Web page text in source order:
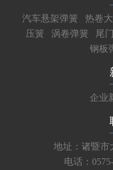
汽车悬架弹簧 热卷
压簧
涡卷弹簧 尾
钢板
企业
地址：诸暨市
电话：